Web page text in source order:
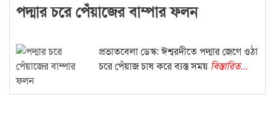
পদ্মার চরে পেঁয়াজের বাম্পার ফলন
প্রভাতবেলা ডেস্ক: ঈশ্বরদীতে পদ্মার জেগে ওঠা
চরে পেঁয়াজ চাষ করে ব্যস্ত সময় বিস্তারিত...